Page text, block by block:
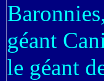
géant
le géant